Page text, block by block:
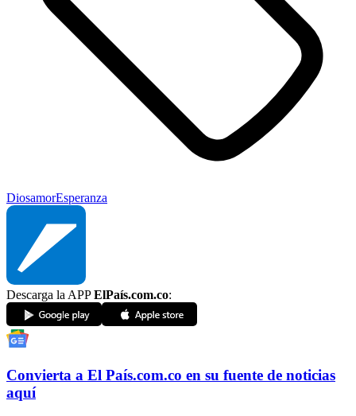
DiosamorEsperanza
Descarga la APPElPaís.com.co:
Convierta a El País.com.co en su fuente de noticias
aquí